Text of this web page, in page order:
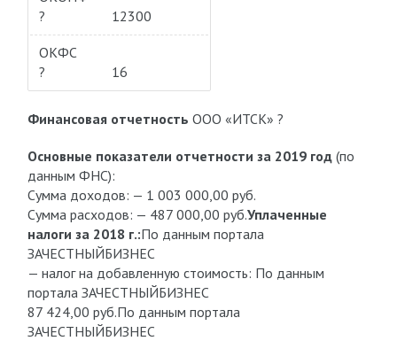
?
12300
ОКФС
?
16
Финансовая отчетность ООО «ИТСК» ?
Основные показатели отчетности за 2019 год (по
данным ФНС):
Сумма доходов: — 1 003 000,00 руб.
Сумма расходов: — 487 000,00 руб.Уплаченные
налоги за 2018 г.:По данным портала
ЗАЧЕСТНЫЙБИЗНЕС
— налог на добавленную стоимость: По данным
портала ЗАЧЕСТНЫЙБИЗНЕС
87 424,00 руб.По данным портала
ЗАЧЕСТНЫЙБИЗНЕС